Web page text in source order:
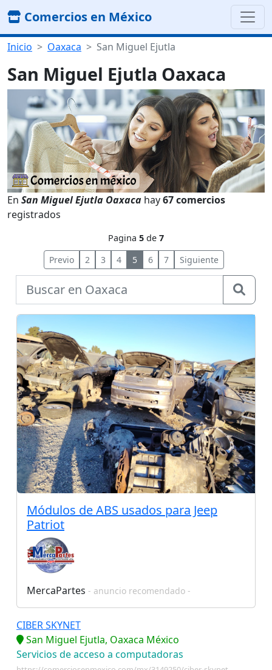
Comercios en México
Inicio Oaxaca San Miguel Ejutla
San Miguel Ejutla Oaxaca
En San Miguel Ejutla Oaxaca hay67 comercios
registrados
Pagina 5 de 7
Previo
2 3 4 5 6 7 Siguiente
Módulos de ABS usados para Jeep
Patriot
MercaPartes - anuncio recomendado -
CIBER SKYNET
San Miguel Ejutla, Oaxaca México
Servicios de acceso a computadoras